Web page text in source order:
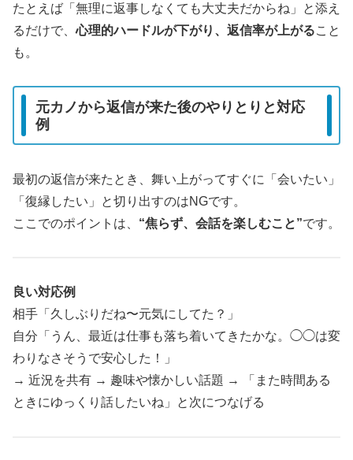
たとえば「無理に返事しなくても大丈夫だからね」と添え
るだけで、心理的ハードルが下がり、返信率が上がること
も。
元カノから返信が来た後のやりとりと対応
例
最初の返信が来たとき、舞い上がってすぐに「会いたい」
「復縁したい」と切り出すのはNGです。
ここでのポイントは、 “焦らず、会話を楽しむこと”です。
良い対応例
相手「久しぶりだね〜元気にしてた？」
自分「うん、最近は仕事も落ち着いてきたかな。◯◯は変
わりなさそうで安心した！」
→ 近況を共有 → 趣味や懐かしい話題 → 「また時間ある
ときにゆっくり話したいね」と次につなげる